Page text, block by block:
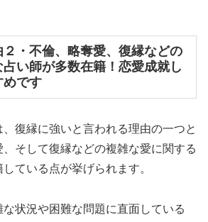
・不倫、略奪愛、復縁などの
い師が多数在籍！恋愛成就し
めです
復縁に強いと言われる理由の一つと
、そして復縁などの複雑な愛に関する
ている点が挙げられます。
状況や困難な問題に直面している